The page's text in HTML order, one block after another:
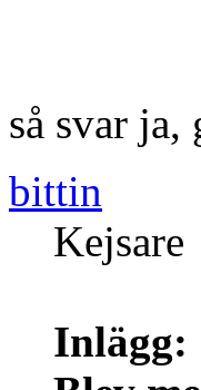
så svar ja,
bittin
Kejsare
Inlägg: